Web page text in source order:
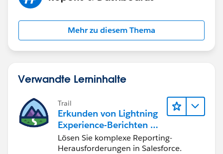
Mehr zu diesem Thema
Verwandte Lerninhalte
Trail
Erkunden von Lightning
Experience-Berichten & -
Dashboards
Lösen Sie komplexe Reporting-
Herausforderungen in Salesforce.